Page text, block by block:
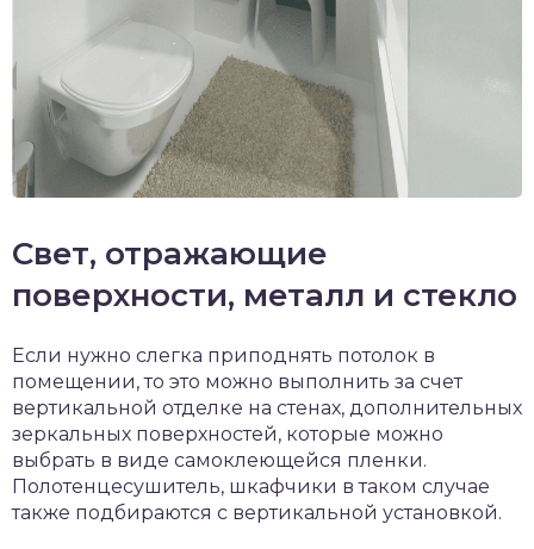
Свет, отражающие
поверхности, металл и стекло
Если нужно слегка приподнять потолок в
помещении, то это можно выполнить за счет
вертикальной отделке на стенах, дополнительных
зеркальных поверхностей, которые можно
выбрать в виде самоклеющейся пленки.
Полотенцесушитель, шкафчики в таком случае
также подбираются с вертикальной установкой.